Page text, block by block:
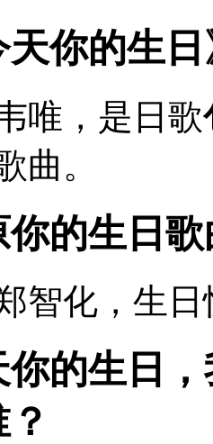
天你的生
唯，是日歌
曲。
的生日
智化，生日
的生日